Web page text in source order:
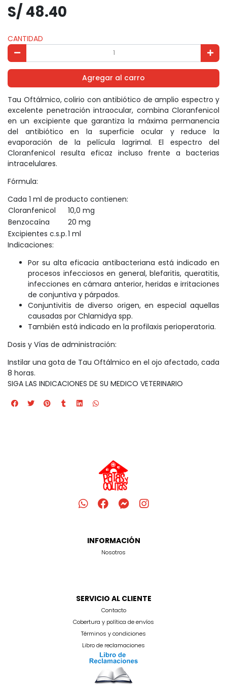
S/ 48.40
CANTIDAD
Agregar al carro
Tau Oftálmico, colirio con antibiótico de amplio espectro y
excelente penetración intraocular, combina Cloranfenicol
en un excipiente que garantiza la máxima permanencia
del antibiótico en la superficie ocular y reduce la
evaporación de la película lagrimal. El espectro del
Cloranfenicol resulta eficaz incluso frente a bacterias
intracelulares.
Fórmula:
Cada 1 ml de producto contienen:
Cloranfenicol
10,0 mg
Benzocaína
20 mg
Excipientes c.s.p.1 ml
Indicaciones:
Por su alta eficacia antibacteriana está indicado en
procesos infecciosos en general, blefaritis, queratitis,
infecciones en cámara anterior, heridas e irritaciones
de conjuntiva y párpados.
Conjuntivitis de diverso origen, en especial aquellas
causadas por Chlamidya spp.
También está indicado en la profilaxis perioperatoria.
Dosis y Vías de administración:
Instilar una gota de Tau Oftálmico en el ojo afectado, cada
8 horas.
SIGA LAS INDICACIONES DE SU MEDICO VETERINARIO
INFORMACIÓN
Nosotros
SERVICIO AL CLIENTE
Contacto
Cobertura y política de envíos
Términos y condiciones
Libro de reclamaciones